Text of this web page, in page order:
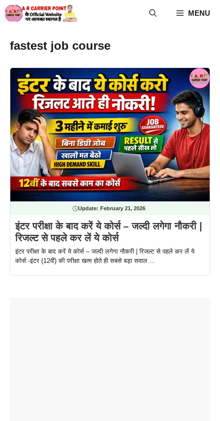
Skip
to
MENU
fastest job course
Update: February 21, 2026
इंटर परीक्षा के बाद करें ये कोर्स – जल्दी लगेगा नौकरी |
रिजल्ट से पहले कर लें ये कोर्स
इंटर परीक्षा के बाद करें ये कोर्स – जल्दी लगेगा नौकरी | रिजल्ट से पहले कर लें ये
कोर्स:-इंटर (12वीं) की परीक्षा खत्म होते ही सबसे बड़ा सवाल ...